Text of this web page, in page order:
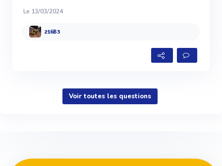
Le 13/03/2024
216B3
Voir toutes les questions